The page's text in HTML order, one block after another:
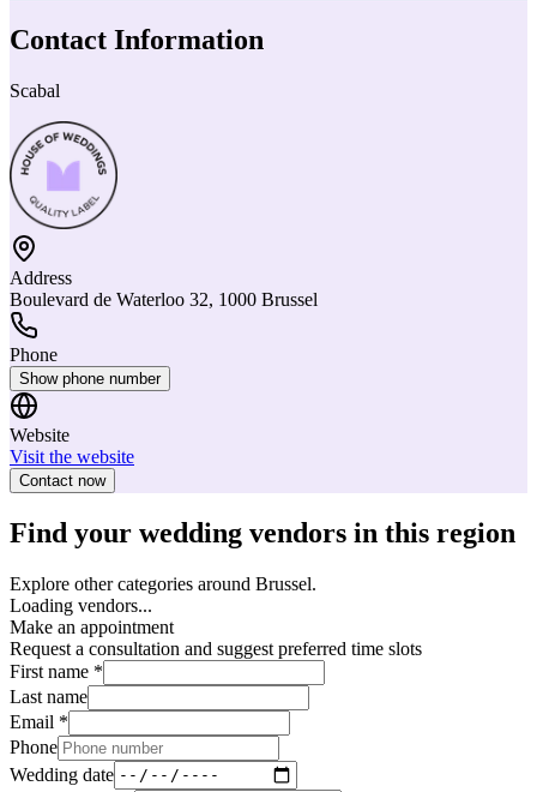
Contact Information
Scabal
Address
Boulevard de Waterloo 32, 1000 Brussel
Phone
Show phone number
Website
Visit the website
Contact now
Find your wedding vendors in this region
Explore other categories around Brussel.
Loading vendors...
Make an appointment
Request a consultation and suggest preferred time slots
First name *
Last name
Email *
Phone
Wedding date